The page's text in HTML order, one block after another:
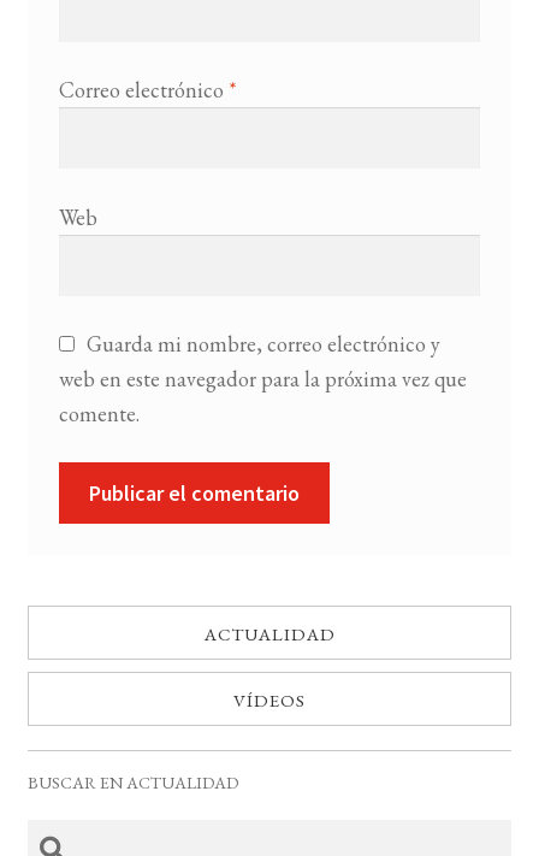
Correo electrónico *
Web
Guarda mi nombre, correo electrónico y
web en este navegador para la próxima vez que
comente.
ACTUALIDAD
VÍDEOS
BUSCAR EN ACTUALIDAD